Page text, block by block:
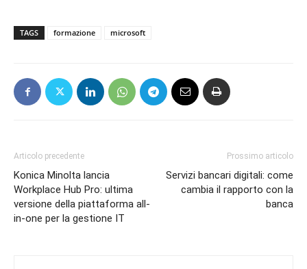
TAGS formazione microsoft
Articolo precedente
Konica Minolta lancia
Workplace Hub Pro: ultima
versione della piattaforma all-
in-one per la gestione IT
Prossimo articolo
Servizi bancari digitali: come
cambia il rapporto con la
banca